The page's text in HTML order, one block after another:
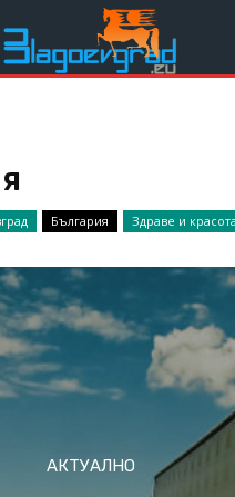
България Здраве и красота
АКТУАЛНО